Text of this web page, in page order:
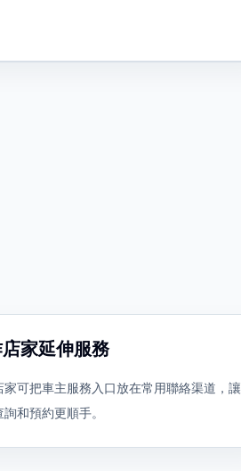
家延伸服務
家可把車主服務入口放在常用聯絡渠道，讓
和預約更順手。